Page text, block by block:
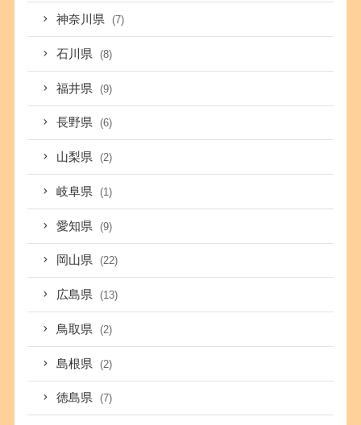
神奈川県 (7)
石川県 (8)
福井県 (9)
長野県 (6)
山梨県 (2)
岐阜県 (1)
愛知県 (9)
岡山県 (22)
広島県 (13)
鳥取県 (2)
島根県 (2)
徳島県 (7)